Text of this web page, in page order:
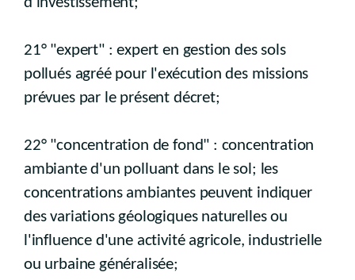
21° "expert" : expert en gestion des sols
pollués agréé pour l'exécution des missions
prévues par le présent décret;
22° "concentration de fond" : concentration
ambiante d'un polluant dans le sol; les
concentrations ambiantes peuvent indiquer
des variations géologiques naturelles ou
l'influence d'une activité agricole, industrielle
ou urbaine généralisée;